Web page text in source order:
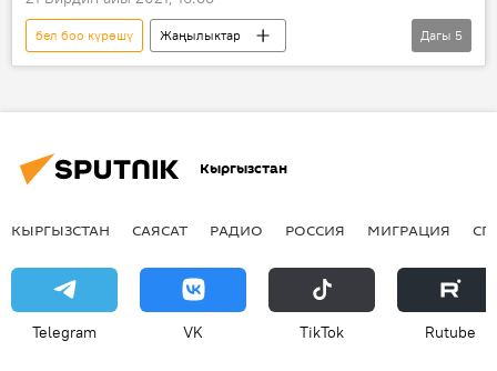
бел боо күрөшү
Жаңылыктар
Кыргызстан
Спорт
алыш
Дагы 5
Кыргызстан
КЫРГЫЗСТАН САЯСАТ РАДИО РОССИЯ МИГРАЦИЯ
Telegram VK ТikТоk Rutube